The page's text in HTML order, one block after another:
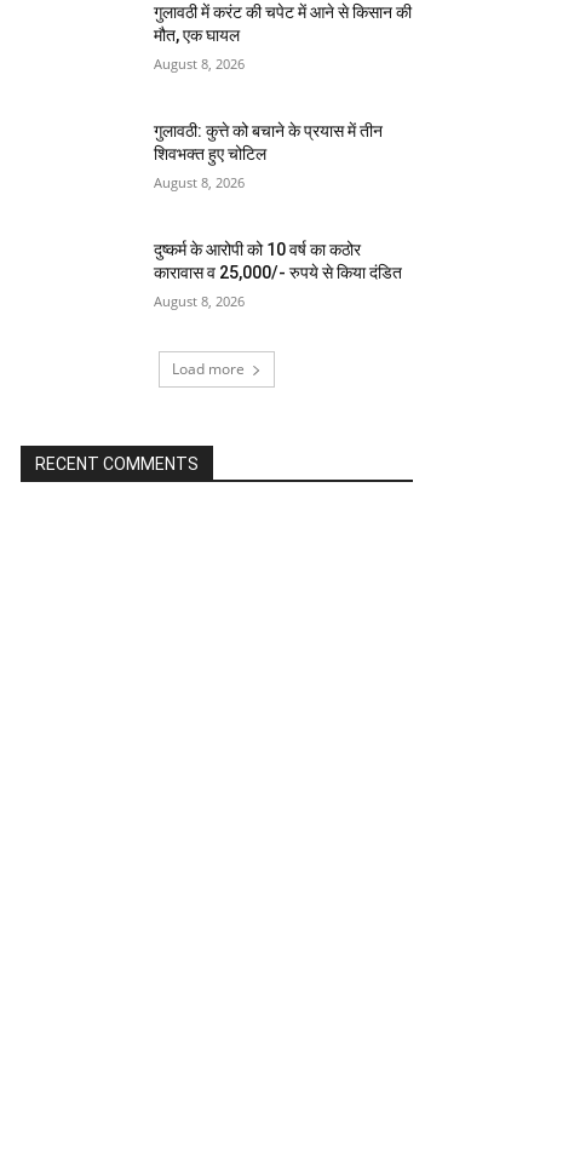
गुलावठी में करंट की चपेट में आने से किसान की
मौत, एक घायल
August 8, 2026
गुलावठी: कुत्ते को बचाने के प्रयास में तीन
शिवभक्त हुए चोटिल
August 8, 2026
दुष्कर्म के आरोपी को 10 वर्ष का कठोर
कारावास व 25,000/- रुपये से किया दंडित
August 8, 2026
Load more
RECENT COMMENTS